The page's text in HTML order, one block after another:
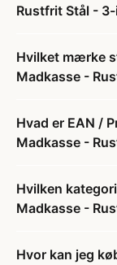
Rustfrit Stål -
Hvilket mærke
Madkasse -
Hvad er EAN /
Madkasse -
Hvilken
Madkasse -
Hvor kan jeg